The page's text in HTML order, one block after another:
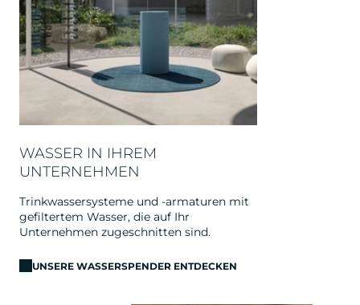
WASSER IN IHREM
UNTERNEHMEN
Trinkwassersysteme und -armaturen mit
gefiltertem Wasser, die auf Ihr
Unternehmen zugeschnitten sind.
UNSERE WASSERSPENDER ENTDECKEN